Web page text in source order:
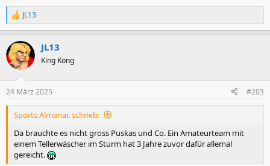
R
e
k
t
i
e
n
JL13
JL13
King Kong
24 März 2025 #203
Sports Almanac schrieb:
Da brauchte es nicht gross Puskas und Co. Ein Amateurteam mit
einem Tellerwäscher im Sturm hat 3 Jahre zuvor dafür allemal
gereicht.